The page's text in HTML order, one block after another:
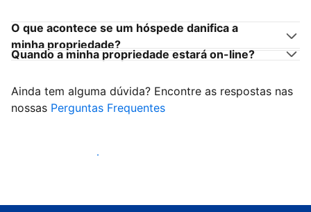
O que acontece se um hóspede danifica a
minha propriedade?
Quando a minha propriedade estará on-line?
Ainda tem alguma dúvida? Encontre as respostas nas
nossas Perguntas Frequentes
Comece a receber hóspedes